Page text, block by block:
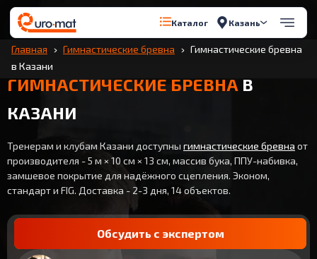
Каталог Казань
Главная Гимнастические бревна
Гимнастические бревна
в Казани
ГИМНАСТИЧЕСКИЕ БРЕВНА В
КАЗАНИ
Тренерам и клубам Казани доступны гимнастические бревна от
производителя - 5 м × 10 см × 13 см, массив бука, ППУ-набивка,
замшевое покрытие для надёжного сцепления. Эконом,
стандарт и FIG. Доставка - 2-3 дня, 14 объектов.
Обсудить с экспертом